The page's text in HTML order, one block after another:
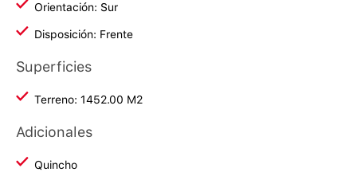
Orientación: Sur
Disposición: Frente
Superficies
Terreno: 1452.00 M2
Adicionales
Quincho